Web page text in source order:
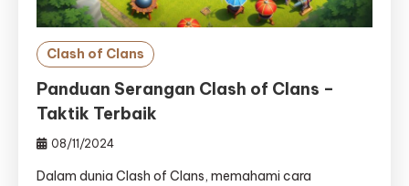
Clash of Clans
Panduan Serangan Clash of Clans –
Taktik Terbaik
08/11/2024
Dalam dunia Clash of Clans, memahami cara